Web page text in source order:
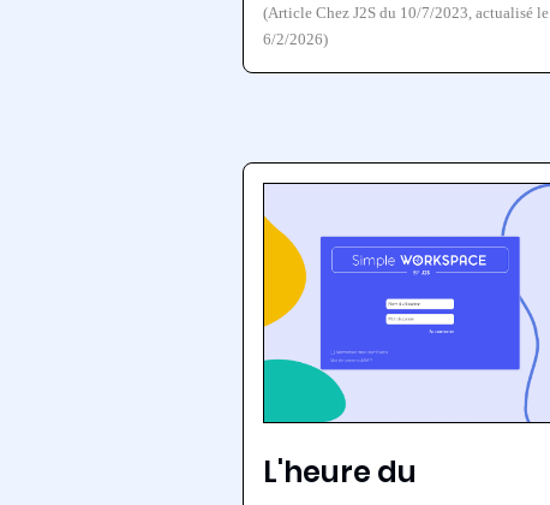
(Article Chez J2S du 10/7/2023, actualisé le
6/2/2026)
L'heure du